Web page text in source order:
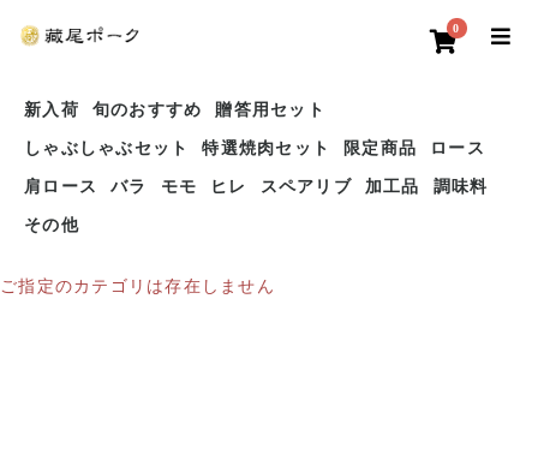
0
新入荷 旬のおすすめ 贈答用セット
しゃぶしゃぶセット 特選焼肉セット 限定商品 ロース
肩ロース バラ モモ ヒレ スペアリブ 加工品 調味料
その他
ご指定のカテゴリは存在しません